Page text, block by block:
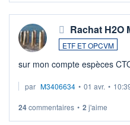
Rachat H2O
ETF ET OPCVM
sur mon compte espèces
par M3406634 • 01 avr. •
24commentaires • 2 j'aime